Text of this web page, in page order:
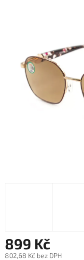
hvězdiček.
899 Kč
802,68 Kč bez DPH